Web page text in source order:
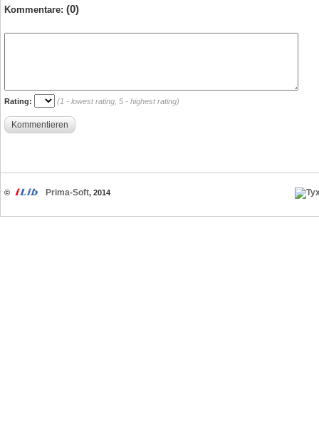
Kommentare: (0)
Rating: (1 - lowest rating, 5 - highest rating)
Kommentieren
© Prima-Soft, 2014